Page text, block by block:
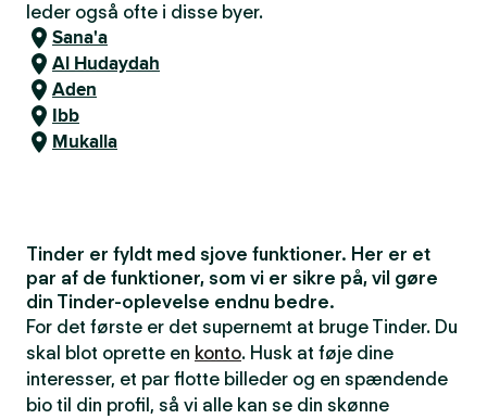
leder også ofte i disse byer.
Sana'a
Al Hudaydah
Aden
Ibb
Mukalla
Tinder er fyldt med sjove funktioner. Her er et
par af de funktioner, som vi er sikre på, vil gøre
din Tinder-oplevelse endnu bedre.
For det første er det supernemt at bruge Tinder. Du
skal blot oprette en konto. Husk at føje dine
interesser, et par flotte billeder og en spændende
bio til din profil, så vi alle kan se din skønne